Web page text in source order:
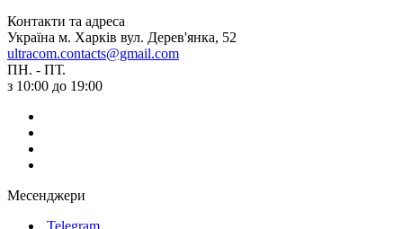
Контакти та адреса
Україна м. Харків вул. Дерев'янка, 52
ultracom.contacts@gmail.com
ПН. - ПТ.
з 10:00 до 19:00
Месенджери